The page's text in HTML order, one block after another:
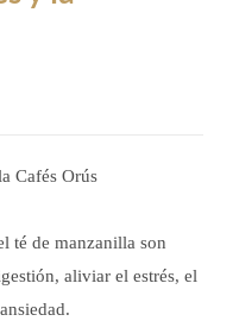
Cafés Orús
té de manzanilla son
aliviar el estrés, el